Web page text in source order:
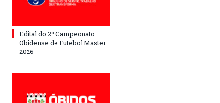
Edital do 2º Campeonato
Obidense de Futebol Master
2026